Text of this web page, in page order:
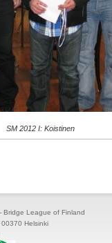
SM 2012 I: Koistinen
Bridge League of Finland
00370 Helsinki